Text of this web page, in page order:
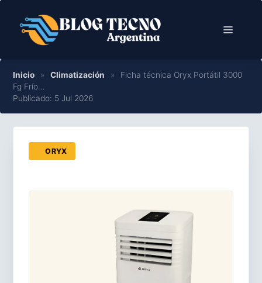
contenido
Menú
Inicio » Climatización »
Ficha técnica Oryx Portátil 3000
Fg Frío…
Publicado: 5 Jul 2026
ORYX